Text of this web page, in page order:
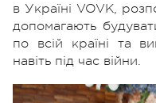
в Україні VOVK,
допомагають
по всій країні та
навіть під час війни.